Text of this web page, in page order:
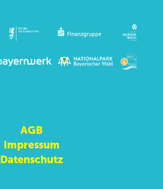
AGB
Impressum
Datenschutz